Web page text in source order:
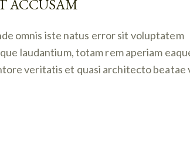
ACCUSAM
omnis iste natus error sit voluptatem
laudantium, totam rem aperiam
veritatis et quasi architecto beatae